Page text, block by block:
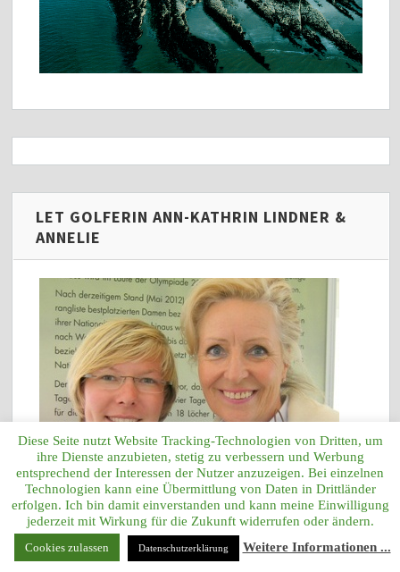
LET GOLFERIN ANN-KATHRIN LINDNER &
ANNELIE
LET/LETAS BELGISCHE GOLFERIN
Diese Seite nutzt Website Tracking-Technologien von Dritten, um
ihre Dienste anzubieten, stetig zu verbessern und Werbung
entsprechend der Interessen der Nutzer anzuzeigen. Bei einzelnen
Technologien kann eine Übermittlung von Daten in Drittländer
erfolgen. Ich bin damit einverstanden und kann meine Einwilligung
jederzeit mit Wirkung für die Zukunft widerrufen oder ändern.
Cookies zulassen Datenschutzerklärung Weitere Informationen ...